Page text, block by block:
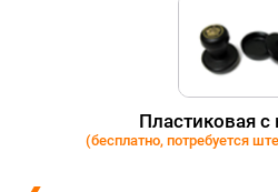
Пластиковая
(бесплатно, потребуется